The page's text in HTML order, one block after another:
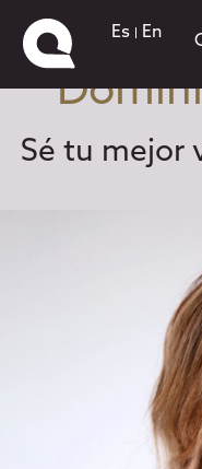
Es En
Sé tu mejor